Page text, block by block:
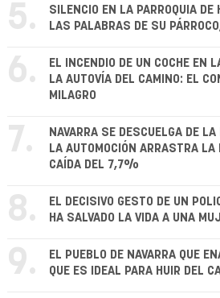
5.
SILENCIO EN LA PARROQUIA DE
LAS PALABRAS DE SU
6.
EL INCENDIO DE UN COCHE EN
LA AUTOVÍA DEL CAMINO: EL
MILAGRO
7.
NAVARRA SE DESCUELGA DE
LA AUTOMOCIÓN ARRASTRA LA
CAÍDA DEL 7,7%
8.
EL DECISIVO GESTO DE UN
HA SALVADO LA VIDA A UNA
9.
EL PUEBLO DE NAVARRA QUE
QUE ES IDEAL PARA HUIR DEL